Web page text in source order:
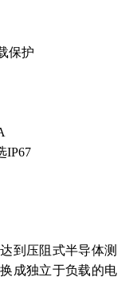
保护
IP67
到压阻式半导体测
成独立于负载的电